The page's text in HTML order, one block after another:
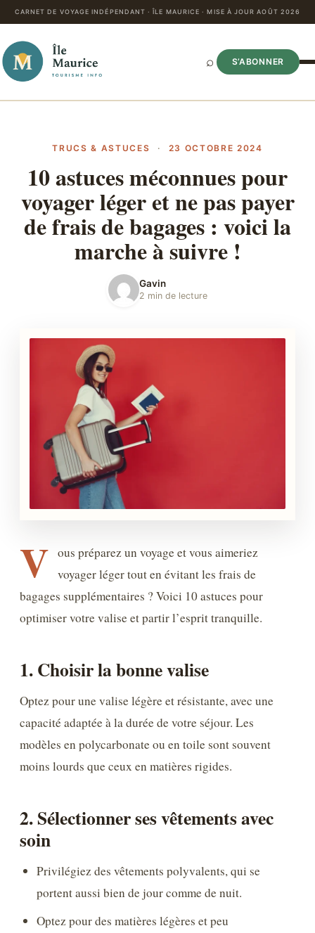
CARNET DE VOYAGE INDÉPENDANT · ÎLE MAURICE · MISE À JOUR AOÛT 2026
⌕ S’ABONNER
TRUCS & ASTUCES · 23 OCTOBRE 2024
10 astuces méconnues pour
voyager léger et ne pas payer
de frais de bagages : voici la
marche à suivre !
Gavin
2 min de lecture
V ous préparez un voyage et vous aimeriez
voyager léger tout en évitant les frais de
bagages supplémentaires ? Voici 10 astuces pour
optimiser votre valise et partir l’esprit tranquille.
1. Choisir la bonne valise
Optez pour une valise légère et résistante, avec une
capacité adaptée à la durée de votre séjour. Les
modèles en polycarbonate ou en toile sont souvent
moins lourds que ceux en matières rigides.
2. Sélectionner ses vêtements avec
soin
Privilégiez des vêtements polyvalents, qui se
portent aussi bien de jour comme de nuit.
Optez pour des matières légères et peu